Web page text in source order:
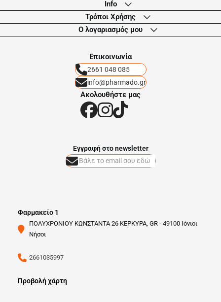
Info
Τρόποι Χρήσης
Ο λογαριασμός μου
Eπικοινωνία
2661 048 085
info@pharmado.gr
Ακολουθήστε μας
Φαρμακείο 1
ΠΟΛΥΧΡΟΝΙΟΥ ΚΩΝΣΤΑΝΤΑ 26 ΚΕΡΚΥΡΑ, GR - 49100 Ιόνιοι
Νήσοι
2661035997
Προβολή χάρτη
Eγγραφή στο newsletter